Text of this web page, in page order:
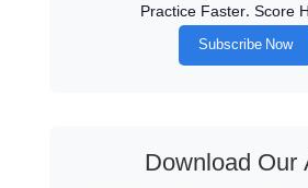
Practice Faster. Score
Subscribe Now
Download Our